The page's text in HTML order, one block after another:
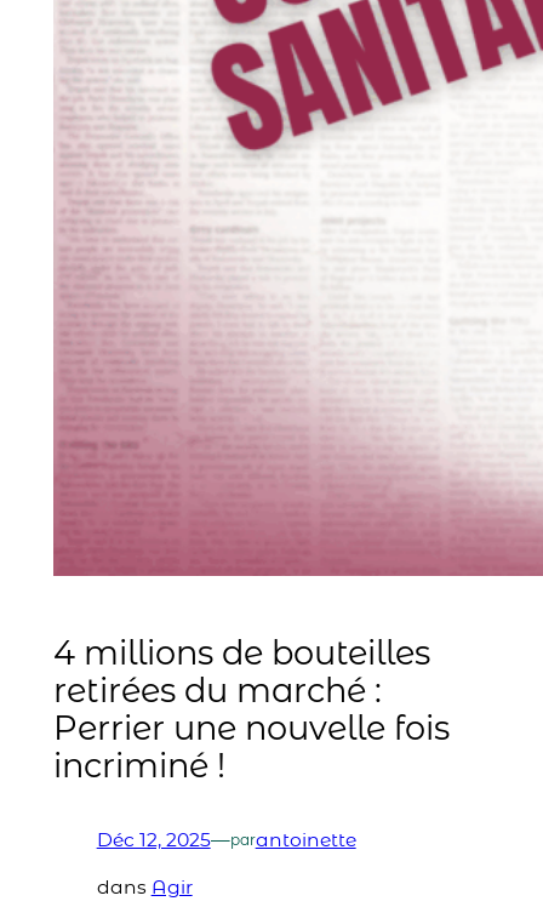
4 millions de bouteilles
retirées du marché :
Perrier une nouvelle fois
incriminé !
Déc 12, 2025—parantoinette
dans Agir